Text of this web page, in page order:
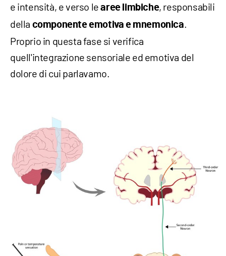
e intensità, e verso learee limbiche, responsabili
della componente emotiva e mnemonica.
Proprio in questa fase si verifica
quell'integrazione sensoriale ed emotiva del
dolore di cui parlavamo.